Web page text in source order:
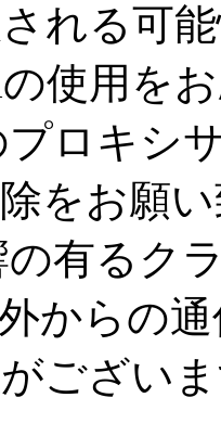
れる可
使用を
プロキシ
をお願
の有るク
からの
ござい